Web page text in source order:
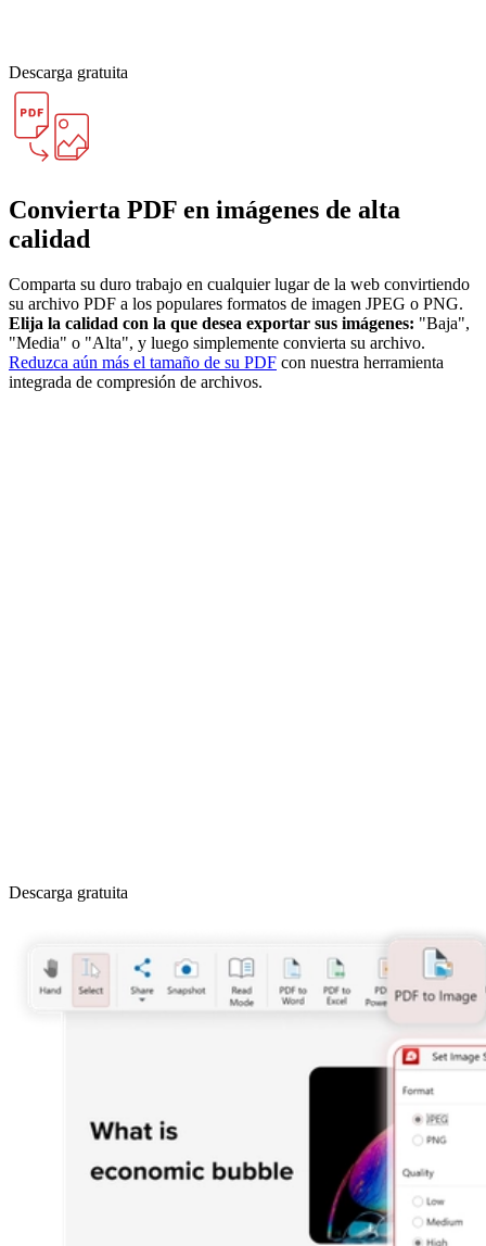
Descarga gratuita
Convierta PDF en imágenes de alta
calidad
Comparta su duro trabajo en cualquier lugar de la web convirtiendo
su archivo PDF a los populares formatos de imagen JPEG o PNG.
Elija la calidad con la que desea exportar sus imágenes: "Baja",
"Media" o "Alta", y luego simplemente convierta su archivo.
Reduzca aún más el tamaño de su PDF con nuestra herramienta
integrada de compresión de archivos.
Descarga gratuita